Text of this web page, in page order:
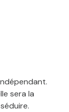
sera la